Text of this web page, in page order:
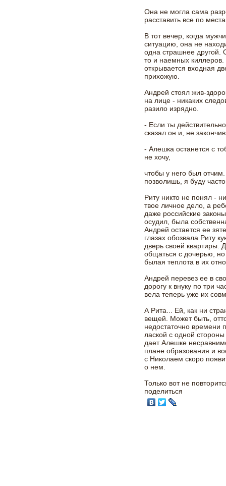
Она не могла сама
расставить все по
В тот вечер, когда
ситуацию, она не
одна страшнее
то и наемных
открывается входная
прихожую.
Андрей стоял жив-
на лице - никаких
разило изрядно.
- Если ты
сказал он и, не
- Алешка останется с
не хочу,
чтобы у него был
позволишь, я буду
Риту никто не понял -
твое личное дело, а
даже российские
осудил, была
Андрей остается ее
глазах обозвала Риту
дверь своей квартиры.
общаться с дочерью,
былая теплота в их
Андрей перевез ее в
дорогу к внуку по три
вела теперь уже их
А Рита... Ей, как ни
вещей. Может быть,
недостаточно времени
лаской с одной
дает Алешке
плане образования и
с Николаем скоро
о нем.
Только вот не
поделиться